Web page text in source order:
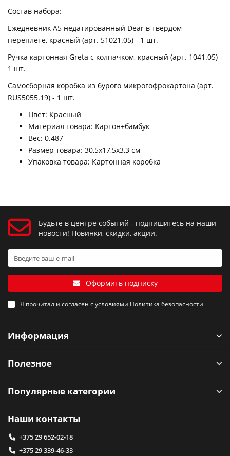
Состав набора:
Ежедневник A5 недатированный Dear в твёрдом
переплёте, красный (арт. 51021.05) - 1 шт.
Ручка картонная Greta с колпачком, красный (арт. 1041.05) -
1 шт.
Самосборная коробка из бурого микрогофрокартона (арт.
RUS5055.19) - 1 шт.
Цвет: Красный
Материал товара: Картон+бамбук
Вес: 0.487
Размер товара: 30,5х17,5х3,3 см
Упаковка товара: Картонная коробка
Будьте в центре событий - подпишитесь на наши
новости! Новинки, скидки, акции.
Оформить подписку
Я прочитал и согласен с условиями Политика безопасности
Информация
Полезное
Популярные категории
Наши контакты
+375 29 652-02-18
+375 29 339-46-33